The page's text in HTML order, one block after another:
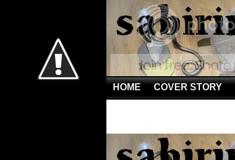
HOME COVER STORY